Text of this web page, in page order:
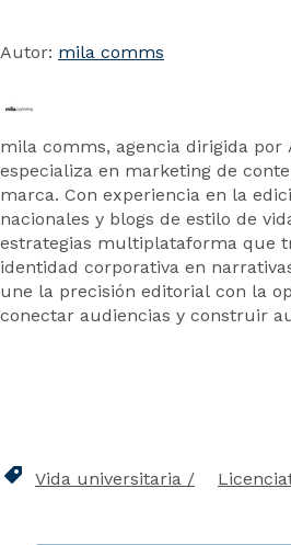
Autor: mila comms
mila comms, agencia dirigida por
especializa en marketing de
marca. Con experiencia en la
nacionales y blogs de estilo de
estrategias multiplataforma que
identidad corporativa en
une la precisión editorial con la
conectar audiencias y construir
Vida universitaria